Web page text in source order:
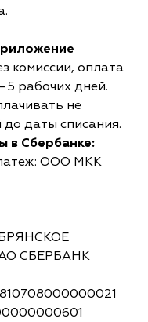
комиссии, оплата
рабочих дней.
не
до даты списания.
в Сбербанке:
ООО МКК
БРЯНСКОЕ
СБЕРБАНК